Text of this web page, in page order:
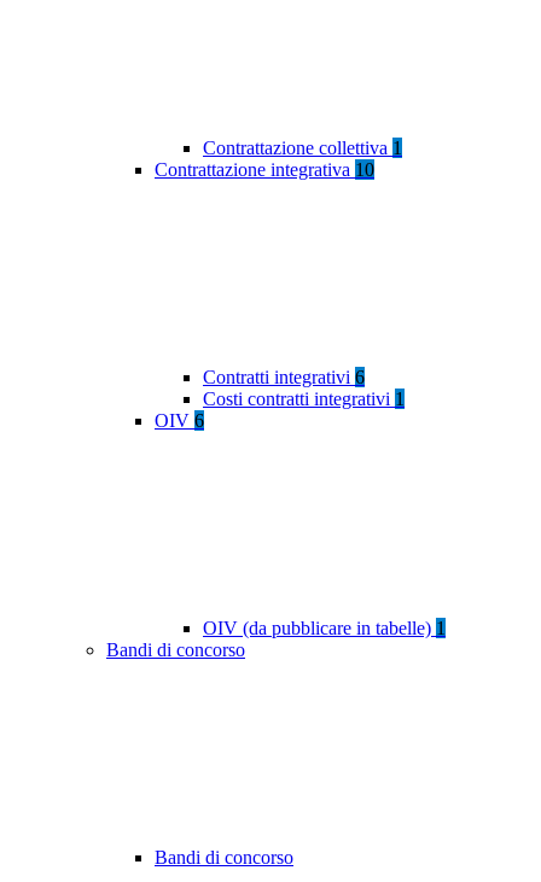
Contrattazione collettiva 1
Contrattazione integrativa 10
Contratti integrativi 6
Costi contratti integrativi 1
OIV 6
OIV (da pubblicare in tabelle) 1
Bandi di concorso
Bandi di concorso